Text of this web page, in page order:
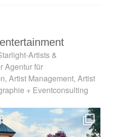
Artists &
Agentur für
Artist Management, Artist
+ Eventconsulting